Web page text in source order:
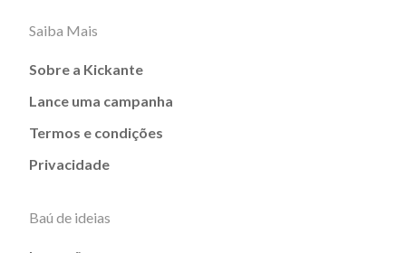
Saiba Mais
Sobre a Kickante
Lance uma campanha
Termos e condições
Privacidade
Baú de ideias